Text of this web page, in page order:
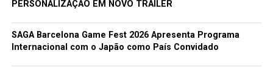
PERSONALIZAÇÃO EM NOVO TRAILER
SAGA Barcelona Game Fest 2026 Apresenta Programa
Internacional com o Japão como País Convidado